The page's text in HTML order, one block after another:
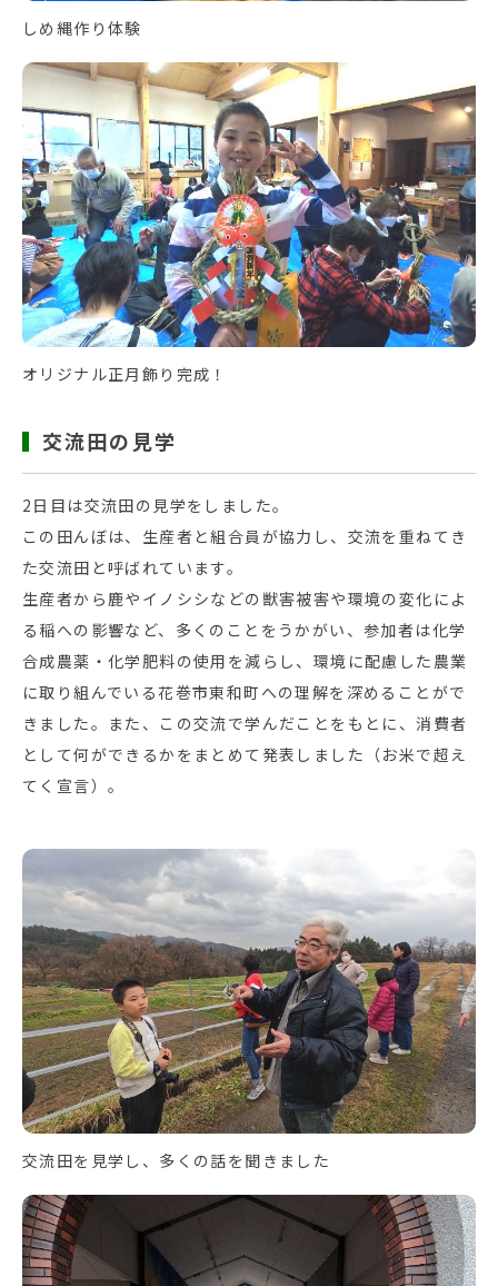
しめ縄作り体験
オリジナル正月飾り完成！
交流田の見学
2日目は交流田の見学をしました。
この田んぼは、生産者と組合員が協力し、交流を重ねてき
た交流田と呼ばれています。
生産者から鹿やイノシシなどの獣害被害や環境の変化によ
る稲への影響など、多くのことをうかがい、参加者は化学
合成農薬・化学肥料の使用を減らし、環境に配慮した農業
に取り組んでいる花巻市東和町への理解を深めることがで
きました。また、この交流で学んだことをもとに、消費者
として何ができるかをまとめて発表しました（お米で超え
てく宣言）。
交流田を見学し、多くの話を聞きました